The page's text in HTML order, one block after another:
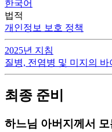
한국어
법적
개인정보 보호 정책
2025년 지침
질병, 전염병 및 미지의 바
최종 준비
하느님 아버지께서